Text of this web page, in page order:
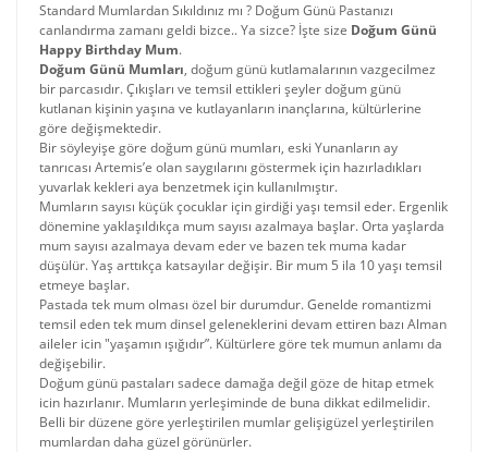
Standard Mumlardan Sıkıldınız mı ? Doğum Günü Pastanızı
canlandırma zamanı geldi bizce.. Ya sizce? İşte size Doğum Günü
Happy Birthday Mum.
Doğum Günü Mumları, doğum günü kutlamalarının vazgecilmez
bir parcasıdır. Çıkışları ve temsil ettikleri şeyler doğum günü
kutlanan kişinin yaşına ve kutlayanların inançlarına, kültürlerine
göre değişmektedir.
Bir söyleyişe göre doğum günü mumları, eski Yunanların ay
tanrıcası Artemis’e olan saygılarını göstermek için hazırladıkları
yuvarlak kekleri aya benzetmek için kullanılmıştır.
Mumların sayısı küçük çocuklar için girdiği yaşı temsil eder. Ergenlik
dönemine yaklaşıldıkça mum sayısı azalmaya başlar. Orta yaşlarda
mum sayısı azalmaya devam eder ve bazen tek muma kadar
düşülür. Yaş arttıkça katsayılar değişir. Bir mum 5 ila 10 yaşı temsil
etmeye başlar.
Pastada tek mum olması özel bir durumdur. Genelde romantizmi
temsil eden tek mum dinsel geleneklerini devam ettiren bazı Alman
aileler icin "yaşamın ışığıdır”. Kültürlere göre tek mumun anlamı da
değişebilir.
Doğum günü pastaları sadece damağa değil göze de hitap etmek
icin hazırlanır. Mumların yerleşiminde de buna dikkat edilmelidir.
Belli bir düzene göre yerleştirilen mumlar gelişigüzel yerleştirilen
mumlardan daha güzel görünürler.